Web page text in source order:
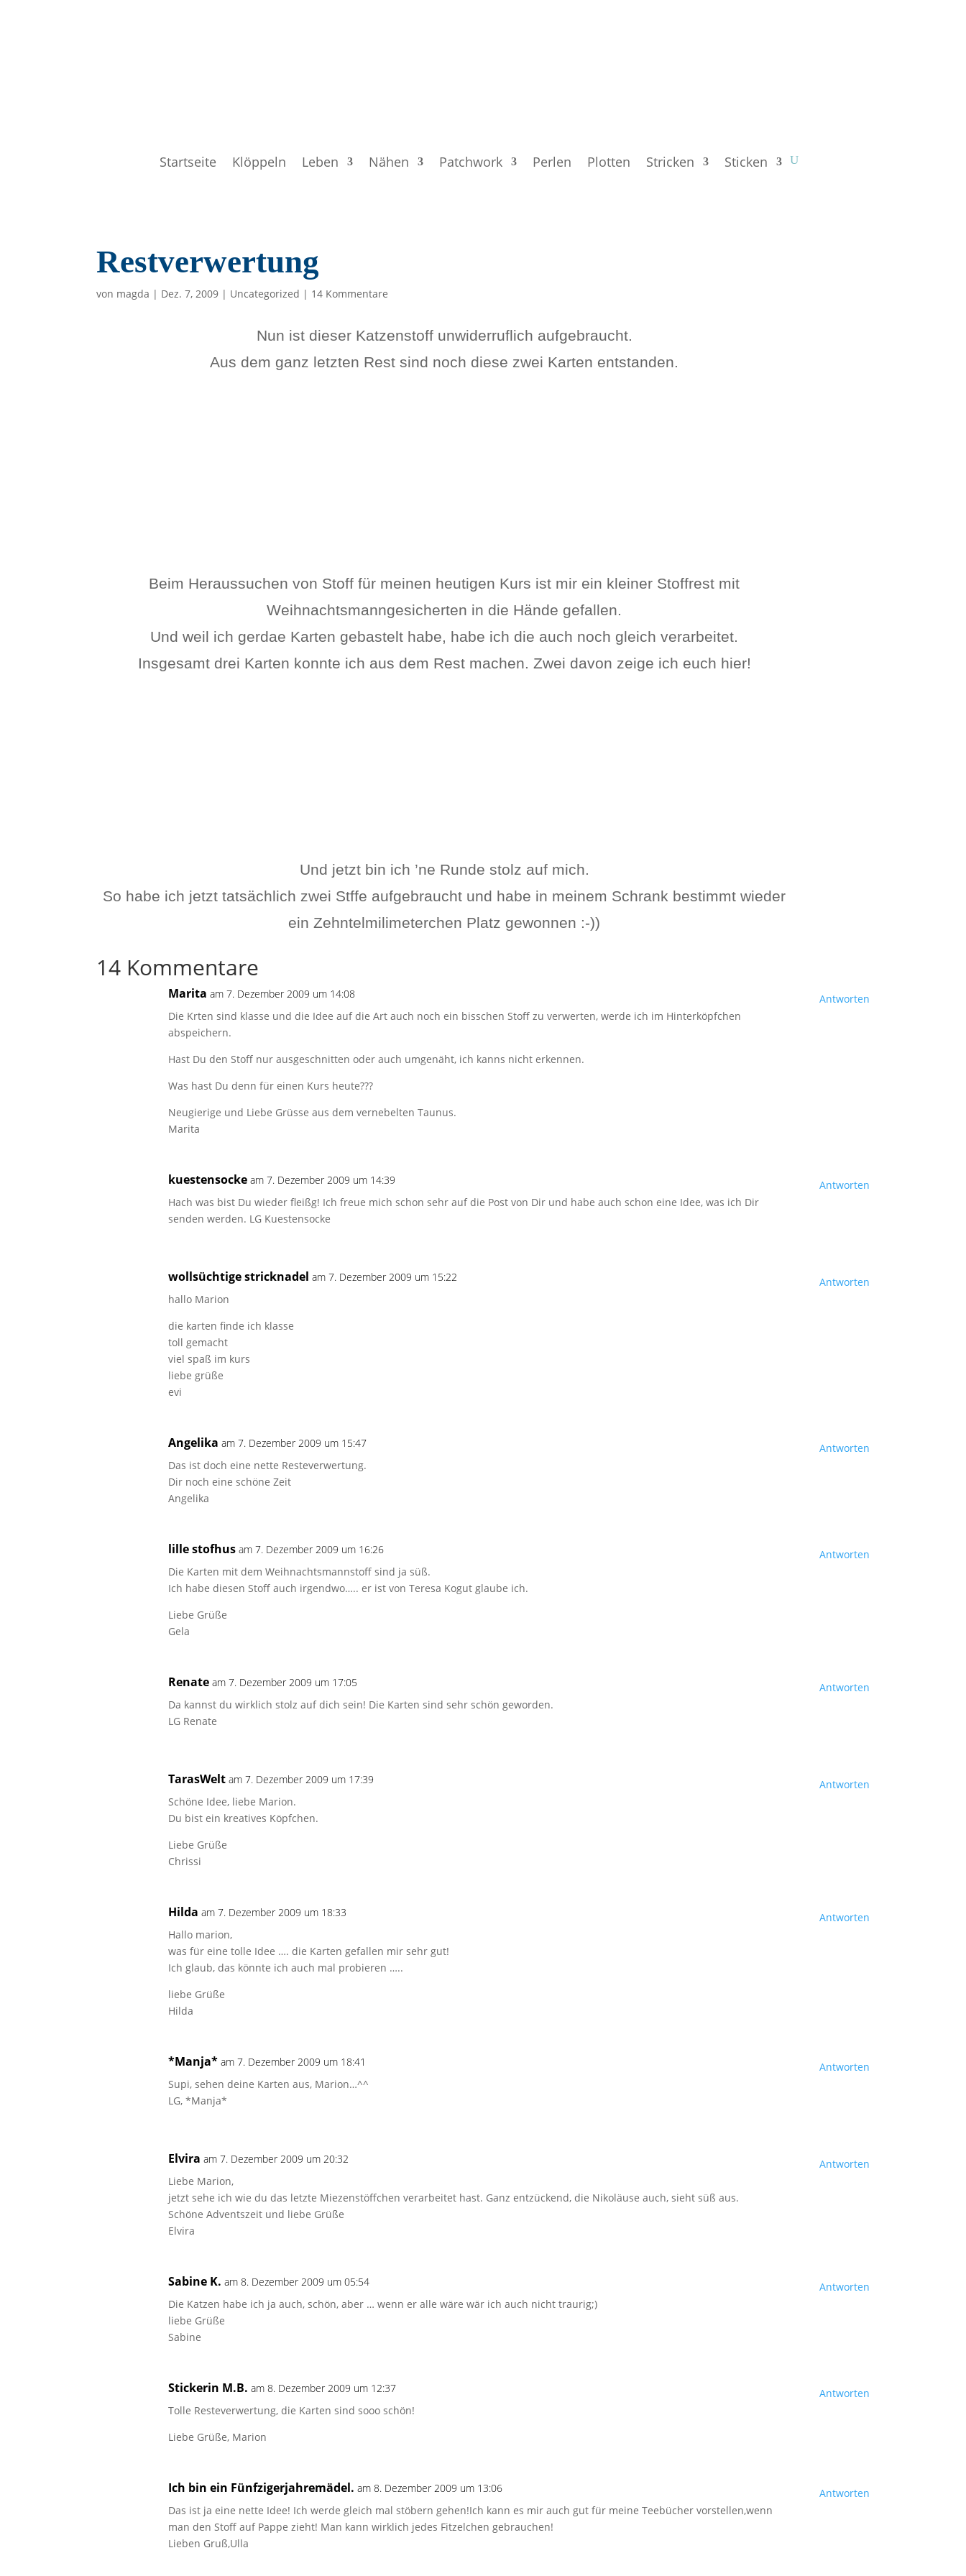
Startseite Klöppeln Leben Nähen Patchwork Perlen Plotten Stricken Sticken
Restverwertung
von magda | Dez. 7, 2009 | Uncategorized | 14 Kommentare
Nun ist dieser Katzenstoff unwiderruflich aufgebraucht.
Aus dem ganz letzten Rest sind noch diese zwei Karten entstanden.
Beim Heraussuchen von Stoff für meinen heutigen Kurs ist mir ein kleiner Stoffrest mit
Weihnachtsmanngesicherten in die Hände gefallen.
Und weil ich gerdae Karten gebastelt habe, habe ich die auch noch gleich verarbeitet.
Insgesamt drei Karten konnte ich aus dem Rest machen. Zwei davon zeige ich euch hier!
Und jetzt bin ich ’ne Runde stolz auf mich.
So habe ich jetzt tatsächlich zwei Stffe aufgebraucht und habe in meinem Schrank bestimmt wieder
ein Zehntelmilimeterchen Platz gewonnen :-))
14 Kommentare
Marita am 7. Dezember 2009 um 14:08
Die Krten sind klasse und die Idee auf die Art auch noch ein bisschen Stoff zu verwerten, werde ich im Hinterköpfchen
abspeichern.
Hast Du den Stoff nur ausgeschnitten oder auch umgenäht, ich kanns nicht erkennen.
Was hast Du denn für einen Kurs heute???
Neugierige und Liebe Grüsse aus dem vernebelten Taunus.
Marita
Antworten
kuestensocke am 7. Dezember 2009 um 14:39
Hach was bist Du wieder fleißg! Ich freue mich schon sehr auf die Post von Dir und habe auch schon eine Idee, was ich Dir
senden werden. LG Kuestensocke
Antworten
wollsüchtige stricknadel am 7. Dezember 2009 um 15:22
hallo Marion
die karten finde ich klasse
toll gemacht
viel spaß im kurs
liebe grüße
evi
Antworten
Angelika am 7. Dezember 2009 um 15:47
Das ist doch eine nette Resteverwertung.
Dir noch eine schöne Zeit
Angelika
Antworten
lille stofhus am 7. Dezember 2009 um 16:26
Die Karten mit dem Weihnachtsmannstoff sind ja süß.
Ich habe diesen Stoff auch irgendwo….. er ist von Teresa Kogut glaube ich.
Liebe Grüße
Gela
Antworten
Renate am 7. Dezember 2009 um 17:05
Da kannst du wirklich stolz auf dich sein! Die Karten sind sehr schön geworden.
LG Renate
Antworten
TarasWelt am 7. Dezember 2009 um 17:39
Schöne Idee, liebe Marion.
Du bist ein kreatives Köpfchen.
Liebe Grüße
Chrissi
Antworten
Hilda am 7. Dezember 2009 um 18:33
Hallo marion,
was für eine tolle Idee …. die Karten gefallen mir sehr gut!
Ich glaub, das könnte ich auch mal probieren …..
liebe Grüße
Hilda
Antworten
*Manja* am 7. Dezember 2009 um 18:41
Supi, sehen deine Karten aus, Marion…^^
LG, *Manja*
Antworten
Elvira am 7. Dezember 2009 um 20:32
Liebe Marion,
jetzt sehe ich wie du das letzte Miezenstöffchen verarbeitet hast. Ganz entzückend, die Nikoläuse auch, sieht süß aus.
Schöne Adventszeit und liebe Grüße
Elvira
Antworten
Sabine K. am 8. Dezember 2009 um 05:54
Die Katzen habe ich ja auch, schön, aber … wenn er alle wäre wär ich auch nicht traurig;)
liebe Grüße
Sabine
Antworten
Stickerin M.B. am 8. Dezember 2009 um 12:37
Tolle Resteverwertung, die Karten sind sooo schön!
Liebe Grüße, Marion
Antworten
Ich bin ein Fünfzigerjahremädel. am 8. Dezember 2009 um 13:06
Das ist ja eine nette Idee! Ich werde gleich mal stöbern gehen!Ich kann es mir auch gut für meine Teebücher vorstellen,wenn
man den Stoff auf Pappe zieht! Man kann wirklich jedes Fitzelchen gebrauchen!
Lieben Gruß,Ulla
Antworten